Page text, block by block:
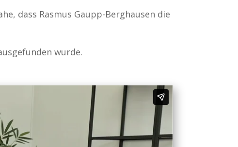
dass Rasmus Gaupp-Berghausen die
wurde.